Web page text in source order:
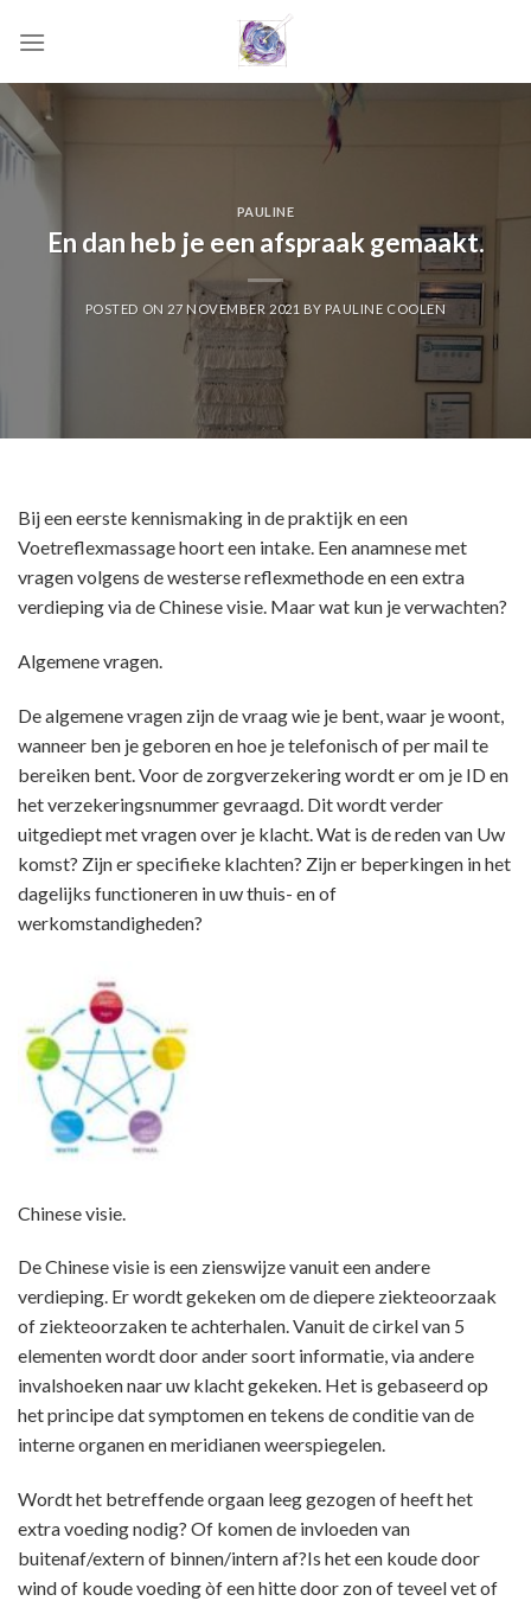
PAULINE
En dan heb je een afspraak gemaakt.
POSTED ON 27 NOVEMBER 2021 BY PAULINE COOLEN
Bij een eerste kennismaking in de praktijk en een
Voetreflexmassage hoort een intake. Een anamnese met
vragen volgens de westerse reflexmethode en een extra
verdieping via de Chinese visie. Maar wat kun je verwachten?
Algemene vragen.
De algemene vragen zijn de vraag wie je bent, waar je woont,
wanneer ben je geboren en hoe je telefonisch of per mail te
bereiken bent. Voor de zorgverzekering wordt er om je ID en
het verzekeringsnummer gevraagd. Dit wordt verder
uitgediept met vragen over je klacht. Wat is de reden van Uw
komst? Zijn er specifieke klachten? Zijn er beperkingen in het
dagelijks functioneren in uw thuis- en of
werkomstandigheden?
Chinese visie.
De Chinese visie is een zienswijze vanuit een andere
verdieping. Er wordt gekeken om de diepere ziekteoorzaak
of ziekteoorzaken te achterhalen. Vanuit de cirkel van 5
elementen wordt door ander soort informatie, via andere
invalshoeken naar uw klacht gekeken. Het is gebaseerd op
het principe dat symptomen en tekens de conditie van de
interne organen en meridianen weerspiegelen.
Wordt het betreffende orgaan leeg gezogen of heeft het
extra voeding nodig? Of komen de invloeden van
buitenaf/extern of binnen/intern af?Is het een koude door
wind of koude voeding òf een hitte door zon of teveel vet of